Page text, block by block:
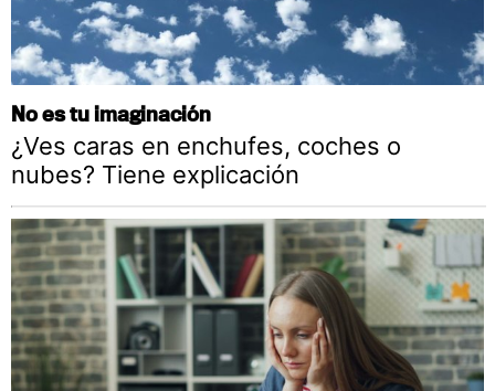
No es tu imaginación
¿Ves caras en enchufes, coches o
nubes? Tiene explicación